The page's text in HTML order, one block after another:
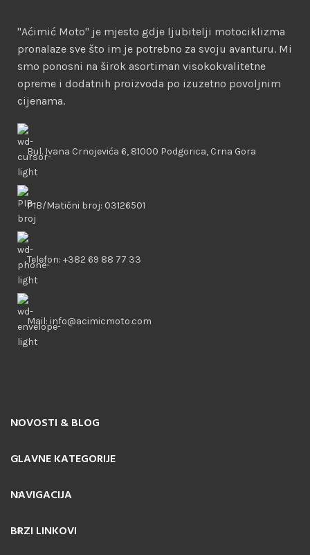
"Aćimić Moto" je mjesto gdje ljubitelji motociklizma
pronalaze sve što im je potrebno za svoju avanturu. Mi
smo ponosni na širok asortiman visokokvalitetne
opreme i dodatnih proizvoda po izuzetno povoljnim
cijenama.
Bul. Ivana Crnojevića 6, 81000 Podgorica, Crna Gora
PIB/Matični broj: 03126501
Telefon: +382 69 88 77 33
Mail: info@acimicmoto.com
NOVOSTI & BLOG
GLAVNE KATEGORIJE
NAVIGACIJA
BRZI LINKOVI